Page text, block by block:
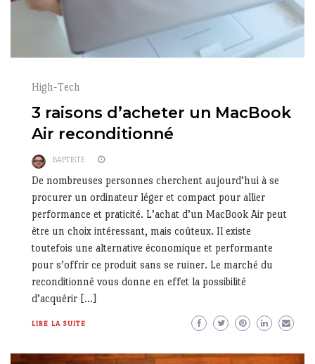
High-Tech
3 raisons d’acheter un MacBook
Air reconditionné
BAPTISTE
De nombreuses personnes cherchent aujourd’hui à se
procurer un ordinateur léger et compact pour allier
performance et praticité. L’achat d’un MacBook Air peut
être un choix intéressant, mais coûteux. Il existe
toutefois une alternative économique et performante
pour s’offrir ce produit sans se ruiner. Le marché du
reconditionné vous donne en effet la possibilité
d’acquérir […]
LIRE LA SUITE